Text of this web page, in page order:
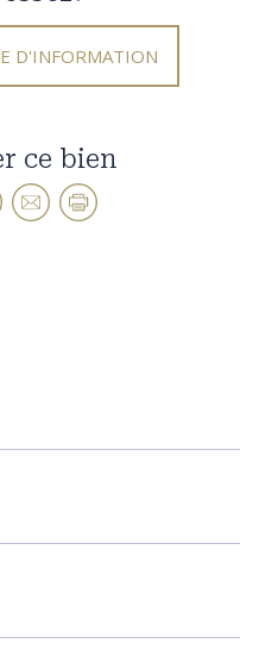
D'INFORMATION
ce bien